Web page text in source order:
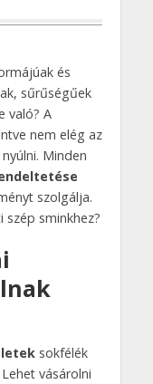
és
sűrűségűek
való? A
nem elég az
Minden
szolgálja.
szép sminkhez?
sokfélék
vásárolni